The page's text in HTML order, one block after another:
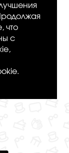
что
с